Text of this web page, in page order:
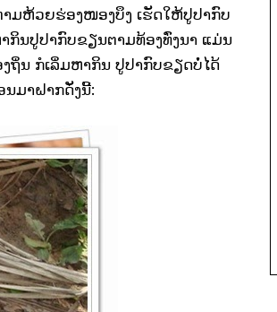
າມຫ້ວຍຮ່ອງໜອງບຶງ ເຮັດໃຫ້ປູປາກົບ
ກິນປູປາກົບຂຽນຕາມທ້ອງທົ່ງນາ ແມ່ນ
ຖິ່ນ ກໍເລິ່ມຫາກິນ ປູປາກົບຂຽດບໍ່ໄດ້
ນມາຝາກດັ່ງນີ້: